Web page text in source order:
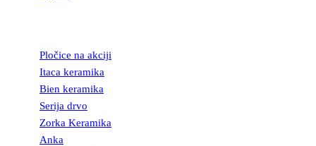
Pločice na akciji
Itaca keramika
Bien keramika
Serija drvo
Zorka Keramika
Anka